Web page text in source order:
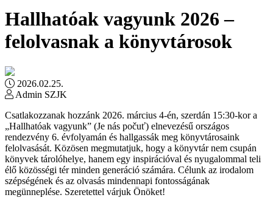
Hallhatóak vagyunk 2026 –
felolvasnak a könyvtárosok
2026.02.25.
Admin SZJK
Csatlakozzanak hozzánk 2026. március 4-én, szerdán 15:30-kor a
„Hallhatóak vagyunk” (Je nás počuť) elnevezésű országos
rendezvény 6. évfolyamán és hallgassák meg könyvtárosaink
felolvasását. Közösen megmutatjuk, hogy a könyvtár nem csupán
könyvek tárolóhelye, hanem egy inspirációval és nyugalommal teli
élő közösségi tér minden generáció számára. Célunk az irodalom
szépségének és az olvasás mindennapi fontosságának
megünneplése. Szeretettel várjuk Önöket!